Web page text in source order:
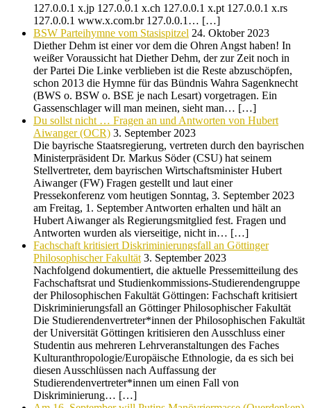
127.0.0.1 x.jp 127.0.0.1 x.ch 127.0.0.1 x.pt 127.0.0.1 x.rs
127.0.0.1 www.x.com.br 127.0.0.1… […]
BSW Parteihymne vom Stasispitzel 24. Oktober 2023
Diether Dehm ist einer vor dem die Ohren Angst haben! In
weißer Voraussicht hat Diether Dehm, der zur Zeit noch in
der Partei Die Linke verblieben ist die Reste abzuschöpfen,
schon 2013 die Hymne für das Bündnis Wahra Sagenknecht
(BWS o. BSW o. BSE je nach Lesart) vorgetragen. Ein
Gassenschlager will man meinen, sieht man… […]
Du sollst nicht … Fragen an und Antworten von Hubert
Aiwanger (OCR) 3. September 2023
Die bayrische Staatsregierung, vertreten durch den bayrischen
Ministerpräsident Dr. Markus Söder (CSU) hat seinem
Stellvertreter, dem bayrischen Wirtschaftsminister Hubert
Aiwanger (FW) Fragen gestellt und laut einer
Pressekonferenz vom heutigen Sonntag, 3. September 2023
am Freitag, 1. September Antworten erhalten und hält an
Hubert Aiwanger als Regierungsmitglied fest. Fragen und
Antworten wurden als vierseitige, nicht in… […]
Fachschaft kritisiert Diskriminierungsfall an Göttinger
Philosophischer Fakultät 3. September 2023
Nachfolgend dokumentiert, die aktuelle Pressemitteilung des
Fachschaftsrat und Studienkommissions-Studierendengruppe
der Philosophischen Fakultät Göttingen: Fachschaft kritisiert
Diskriminierungsfall an Göttinger Philosophischer Fakultät
Die Studierendenvertreter*innen der Philosophischen Fakultät
der Universität Göttingen kritisieren den Ausschluss einer
Studentin aus mehreren Lehrveranstaltungen des Faches
Kulturanthropologie/Europäische Ethnologie, da es sich bei
diesen Ausschlüssen nach Auffassung der
Studierendenvertreter*innen um einen Fall von
Diskriminierung… […]